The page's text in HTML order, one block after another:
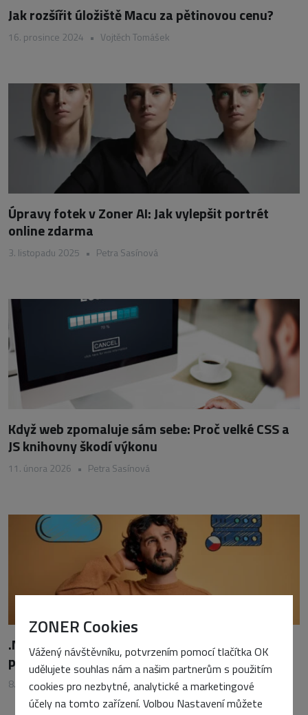
ZONER Cookies
Vážený návštěvníku, potvrzením pomocí tlačítka OK
udělujete souhlas nám a našim partnerům s použitím
cookies pro nezbytné, analytické a marketingové
účely na tomto zařízení. Volbou Nastavení můžete
Jak rozšířit úložiště Macu za pětinovou cenu?
16. prosince 2024 • Vojtěch Tomášek
Úpravy fotek v Zoner AI: Jak vylepšit portrét
online zdarma
3. listopadu 2025 • Petra Sasínová
Když web zpomaluje sám sebe: Proč velké CSS a
JS knihovny škodí výkonu
11. února 2026 • Petra Sasínová
.NET (Core) v ČR: Proč firmy mění strategii a
přecházejí na lokální Windows hosting
8. června 2026 • Vojtěch Tomášek